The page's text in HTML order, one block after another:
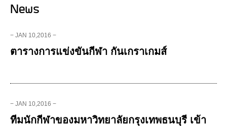
News
− JAN 10,2016 −
ตารางการแข่งขันกีฬา กันเกราเกมส์
− JAN 10,2016 −
ทีมนักกีฬาของมหาวิทยาลัยกรุงเทพธนบุรี เข้า